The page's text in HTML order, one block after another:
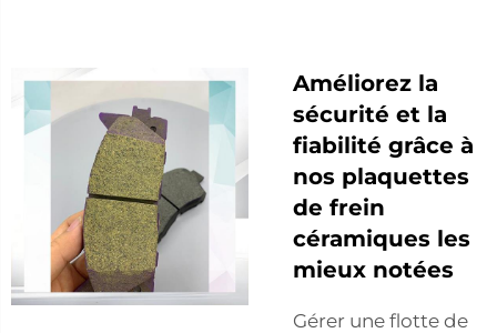
Améliorez la
sécurité et la
fiabilité grâce à
nos plaquettes
de frein
céramiques les
mieux notées
Gérer une flotte de